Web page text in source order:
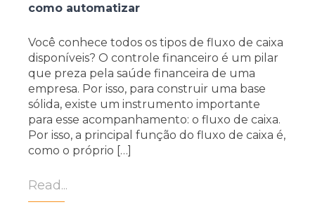
como automatizar
Você conhece todos os tipos de fluxo de caixa
disponíveis? O controle financeiro é um pilar
que preza pela saúde financeira de uma
empresa. Por isso, para construir uma base
sólida, existe um instrumento importante
para esse acompanhamento: o fluxo de caixa.
Por isso, a principal função do fluxo de caixa é,
como o próprio […]
Read...